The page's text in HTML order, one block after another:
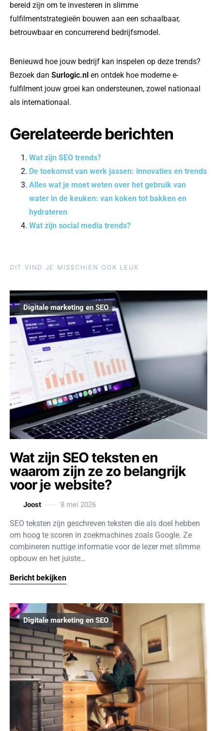
bereid zijn om te investeren in slimme
fulfilmentstrategieën bouwen aan een schaalbaar,
betrouwbaar en concurrerend bedrijfsmodel.
Benieuwd hoe jouw bedrijf kan inspelen op deze trends?
Bezoek dan Surlogic.nl en ontdek hoe moderne e-
fulfilment jouw groei kan ondersteunen, zowel nationaal
als internationaal.
Gerelateerde berichten
Wat zijn SEO trends?
De toekomst van werk jassen: innovaties en trends
Alles wat je moet weten over het gebruik van
water in de keuken: van koken tot bakken en
hydrateren
Wat zijn social media trends?
DIT VIND JE MISSCHIEN OOK LEUK
Digitale marketing en SEO
Wat zijn SEO teksten en
waarom zijn ze zo belangrijk
voor je website?
Joost 8 mei 2026
SEO teksten zijn geschreven teksten die als doel hebben
om hoog te scoren in zoekmachines zoals Google. Ze
combineren nuttige informatie voor de lezer met slimme
opbouw en het juiste…
Bericht bekijken
Digitale marketing en SEO